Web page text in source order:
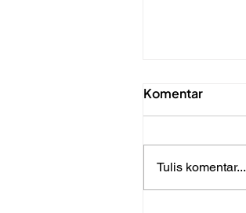
Komentar
Tulis komentar...